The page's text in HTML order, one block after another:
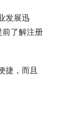
发展迅
前了解注册
捷，而且